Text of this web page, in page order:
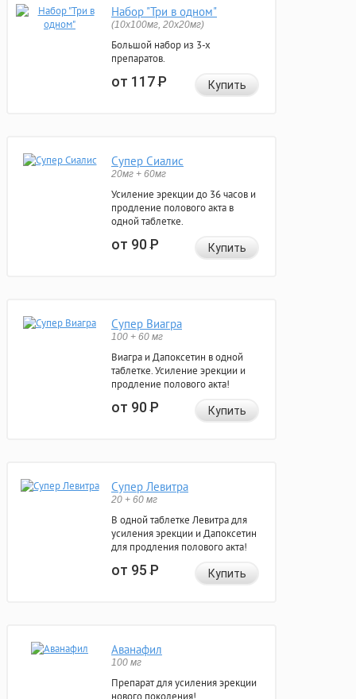
Набор "Три в одном"
(10x100мг, 20x20мг)
Большой набор из 3-х
препаратов.
от 117Р Купить
Супер Сиалис
20мг + 60мг
Усиление эрекции до 36 часов и
продление полового акта в
одной таблетке.
от 90Р Купить
Супер Виагра
100 + 60 мг
Виагра и Дапоксетин в одной
таблетке. Усиление эрекции и
продление полового акта!
от 90Р Купить
Супер Левитра
20 + 60 мг
В одной таблетке Левитра для
усиления эрекции и Дапоксетин
для продления полового акта!
от 95Р Купить
Аванафил
100 мг
Препарат для усиления эрекции